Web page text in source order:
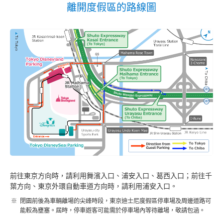
離開度假區的路線圖
前往東京方向時，請利用舞濱入口、浦安入口、葛西入口；前往千
葉方向、東京外環自動車道方向時，請利用浦安入口。
閉園前後為車輛離場的尖峰時段，東京迪士尼度假區停車場及周邊道路可
能較為壅塞。屆時，停車遊客可能需於停車場內等待離場，敬請包涵。